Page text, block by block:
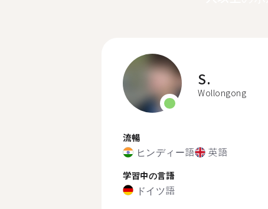
S.
Wollongong
流暢
ヒンディー語 英語
学習中の言語
ドイツ語